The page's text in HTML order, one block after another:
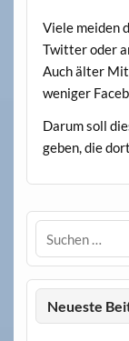
Viele meiden
Twitter oder
Auch älter
weniger
Darum soll
geben, die
Neueste